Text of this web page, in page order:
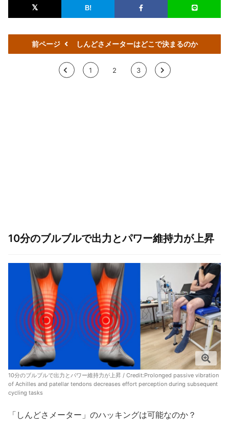
前ページ しんどさメーターはどこで決まるのか
< 1 2 3 >
10分のブルブルで出力とパワー維持力が上昇
10分のブルブルで出力とパワー維持力が上昇 / Credit:Prolonged passive vibration
of Achilles and patellar tendons decreases effort perception during subsequent
cycling tasks
「しんどさメーター」のハッキングは可能なのか？